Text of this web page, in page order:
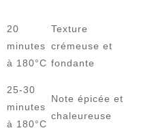
20
minutes
à 180°C
Texture
crémeuse et
fondante
25-30
minutes
à 180°C
Note épicée et
chaleureuse